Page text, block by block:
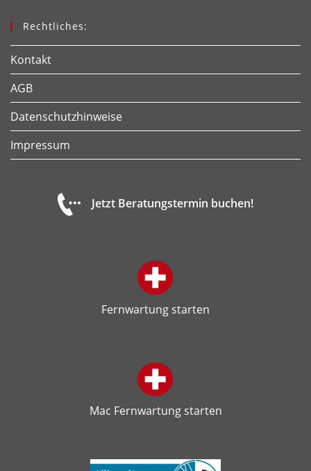
Rechtliches:
Kontakt
AGB
Datenschutzhinweise
Impressum
Jetzt Beratungstermin buchen!
Fernwartung starten
Mac Fernwartung starten